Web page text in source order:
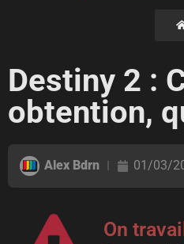
Destiny 2 :
obtention,
Alex Bdrn 01/03/
On